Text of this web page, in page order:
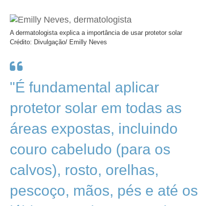
A dermatologista explica a importância de usar protetor solar
Crédito: Divulgação/ Emilly Neves
"É fundamental aplicar
protetor solar em todas as
áreas expostas, incluindo
couro cabeludo (para os
calvos), rosto, orelhas,
pescoço, mãos, pés e até os